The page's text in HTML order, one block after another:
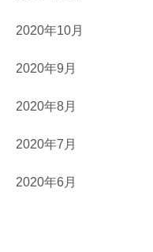
2020年10月
2020年9月
2020年8月
2020年7月
2020年6月